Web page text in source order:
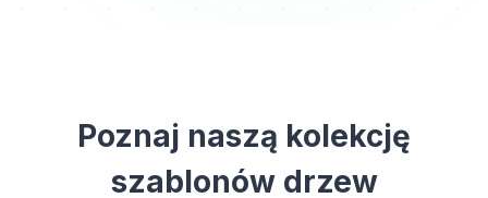
Poznaj naszą kolekcję
szablonów drzew